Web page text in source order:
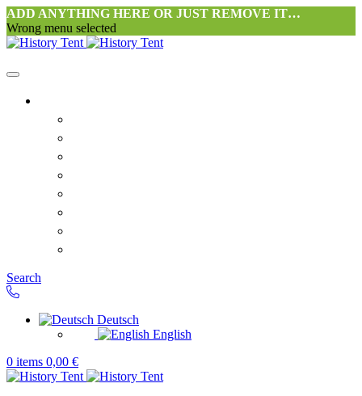
ADD ANYTHING HERE OR JUST REMOVE IT…
Wrong menu selected
Search
Deutsch
English
0 items 0,00 €